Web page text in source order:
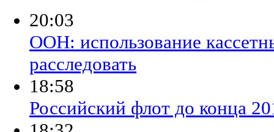
20:03
ООН: использование
расследовать
18:58
​Российский флот до конца